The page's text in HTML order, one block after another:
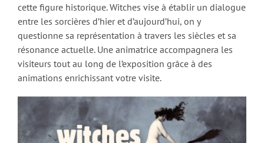
cette figure historique. Witches vise à établir un dialogue
entre les sorcières d’hier et d’aujourd’hui, on y
questionne sa représentation à travers les siècles et sa
résonance actuelle. Une animatrice accompagnera les
visiteurs tout au long de l’exposition grâce à des
animations enrichissant votre visite.